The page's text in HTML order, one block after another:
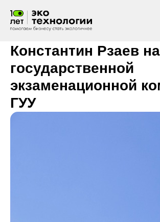
Константин Рзаев на
государственной
экзаменационной
ГУУ